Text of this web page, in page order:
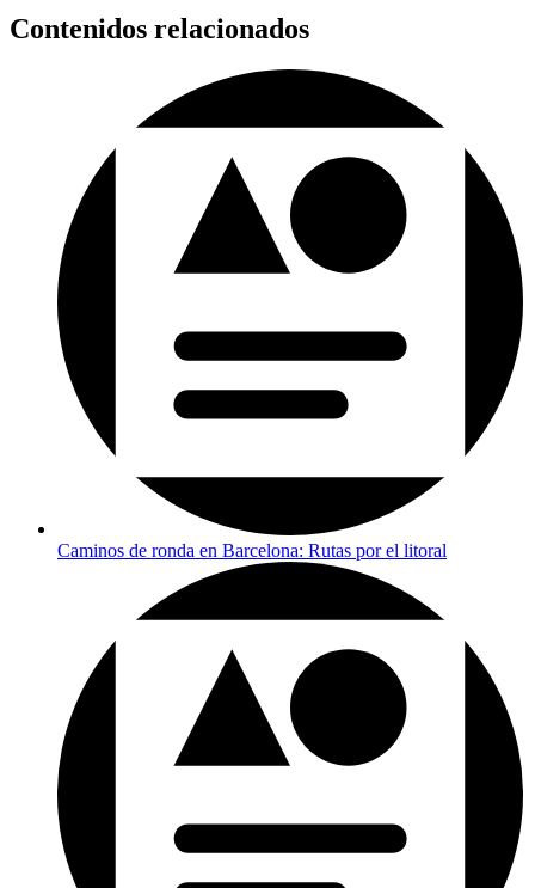
Contenidos relacionados
Caminos de ronda en Barcelona: Rutas por el litoral